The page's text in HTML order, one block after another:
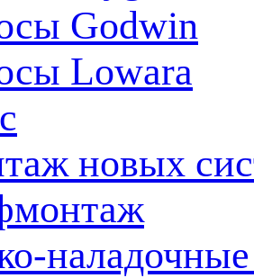
Godwin
Lowara
новых